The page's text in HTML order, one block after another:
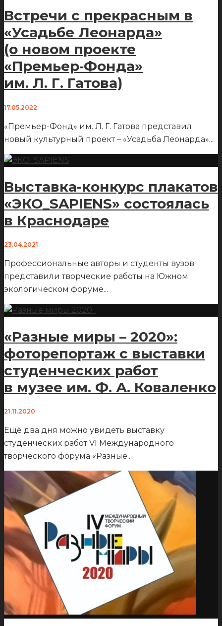
Встречи с прекрасным в
«Усадьбе Леонарда»
(о новом проекте
«Премьер‑Фонда»
им. Л. Г. Гатова)
17.05.2022
«Премьер-Фонд» им. Л. Г. Гатова представил
новый культурный проект – «Усадьба Леонарда»...
Выставка-конкурс плакатов
«ЭКО_SAPIENS» состоялась
в Краснодаре
23.04.2021
Профессиональные авторы и студенты вузов
представили творческие работы на Южном
экологическом форуме...
«Разные миры – 2020»:
фоторепортаж с выставки
студенческих работ
в музее им. Ф. А. Коваленко
21.11.2020
Ещё два дня можно увидеть выставку
студенческих работ VI Международного
творческого форума «Разные...